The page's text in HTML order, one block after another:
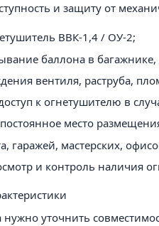
и защиту от
ВВК-1,4 / ОУ-2;
баллона в
вентиля, раструба,
к огнетушителю в
место
гаражей, мастерских,
и контроль наличия
уточнить